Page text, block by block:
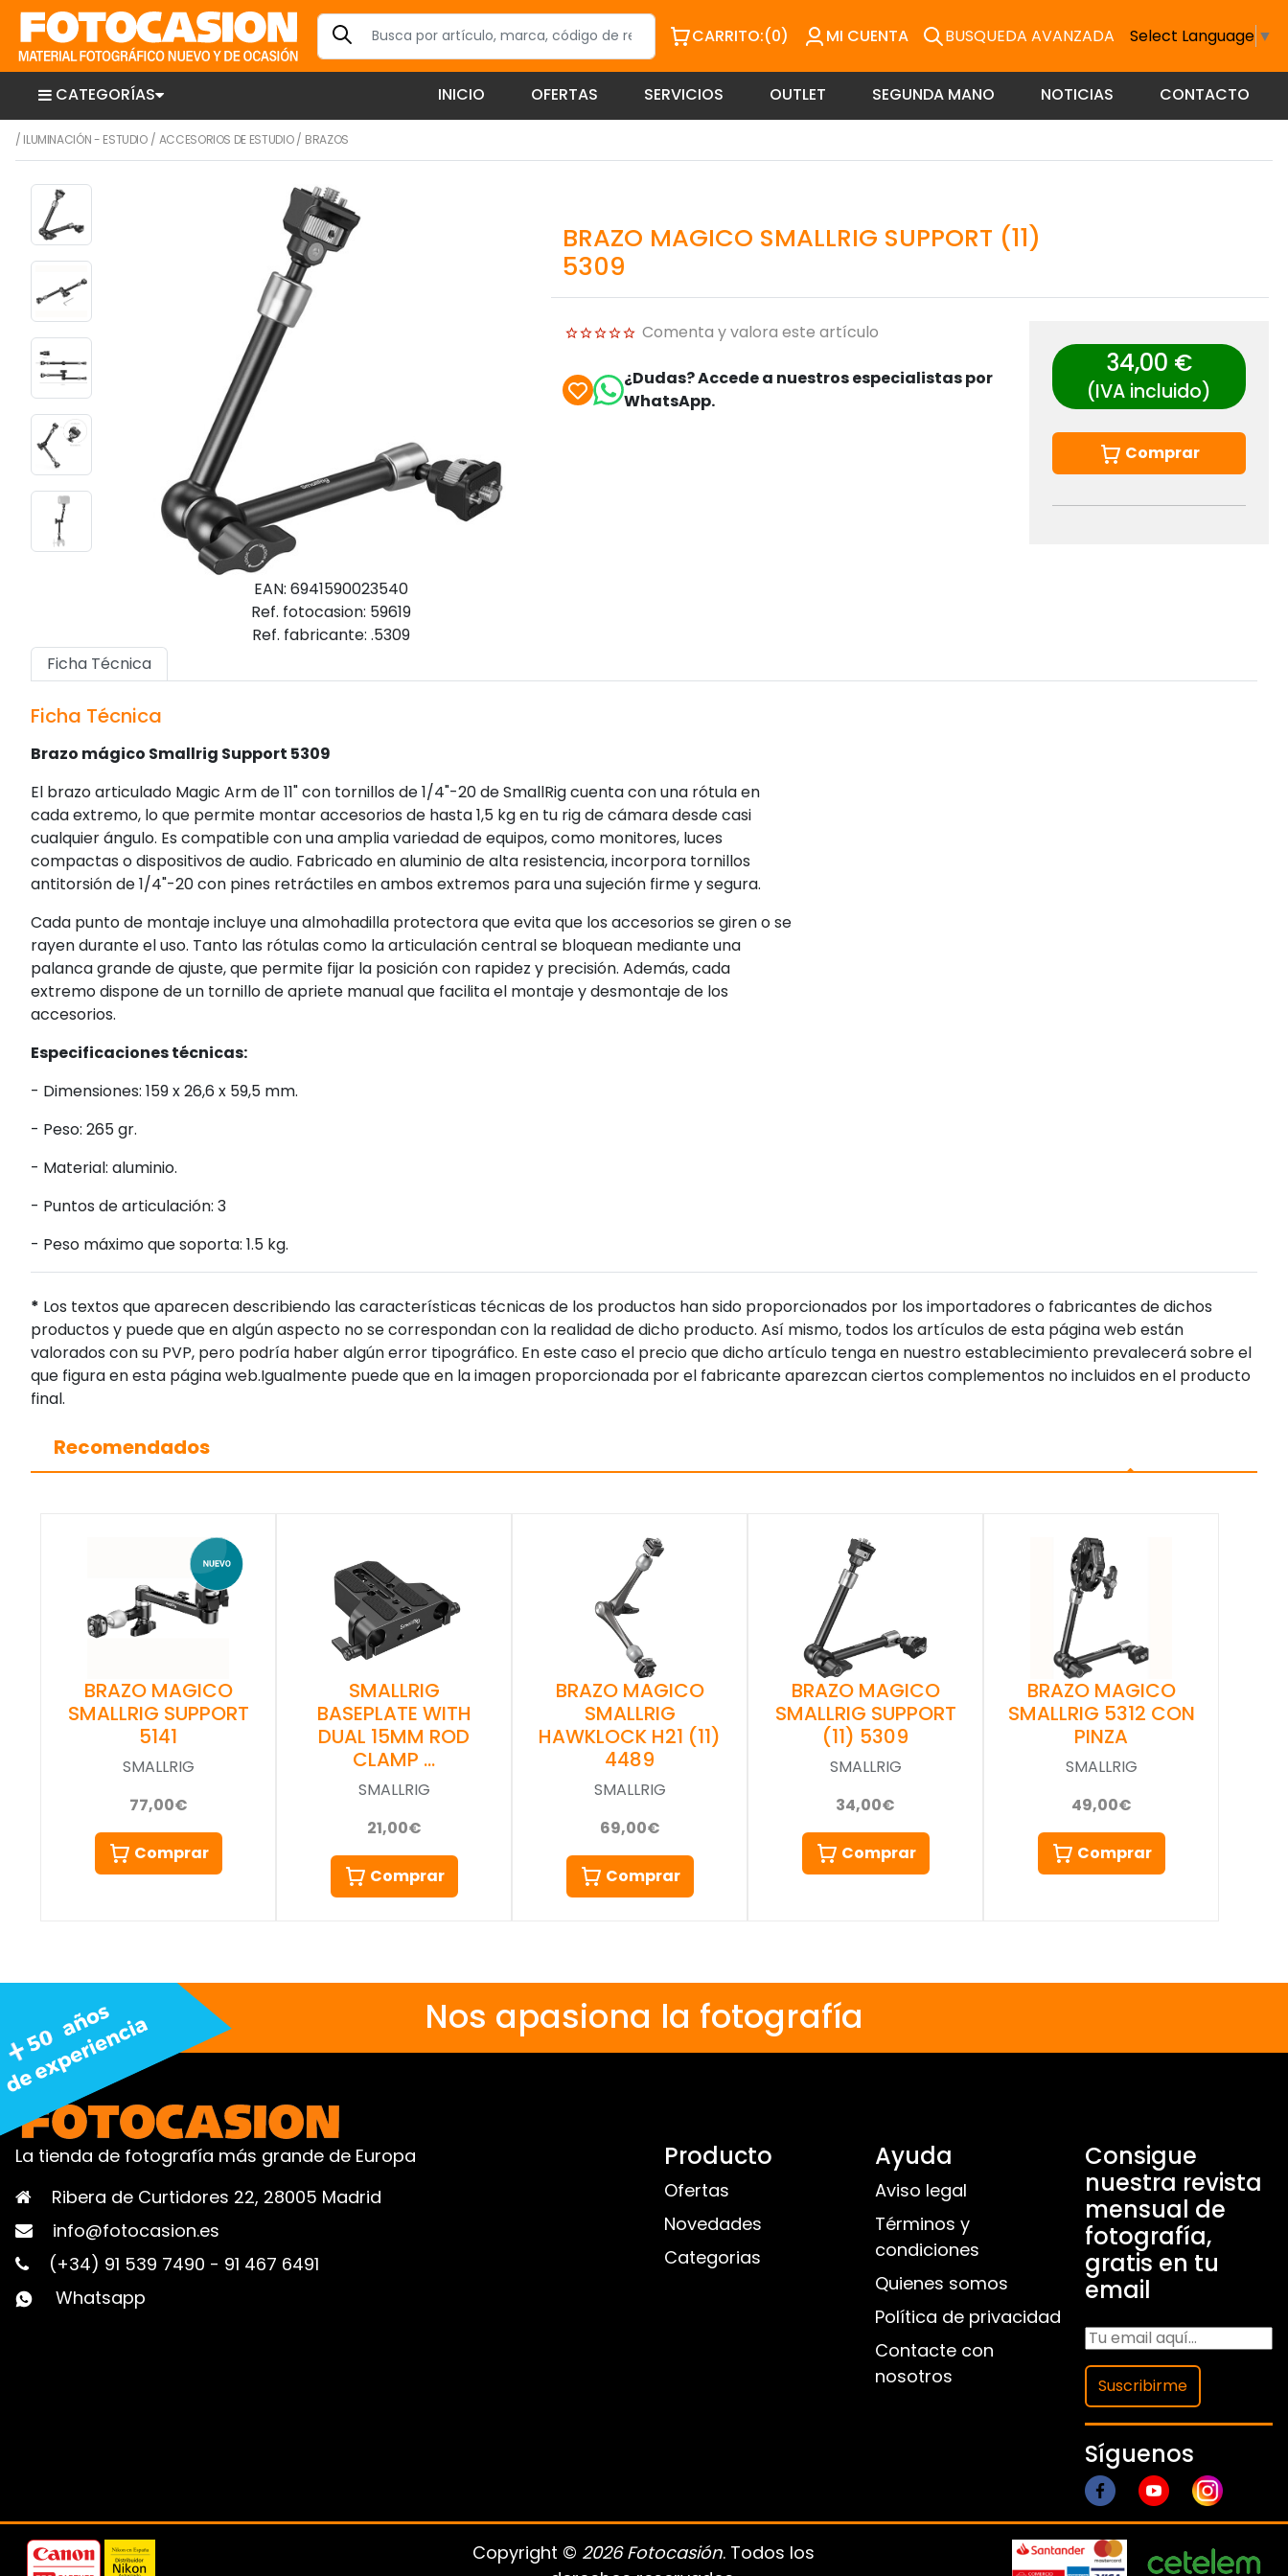
CARRITO:(0) MI CUENTA BUSQUEDA AVANZADA Select Language ▼
CATEGORÍAS INICIO OFERTAS SERVICIOS OUTLET SEGUNDA MANO NOTICIAS CONTACTO
/ ILUMINACIÓN - ESTUDIO/ ACCESORIOS DE ESTUDIO/ BRAZOS
EAN: 6941590023540
Ref. fotocasion: 59619
Ref. fabricante: .5309
BRAZO MAGICO SMALLRIG SUPPORT (11)
5309
Comenta y valora este artículo
¿Dudas? Accede a nuestros especialistas por
WhatsApp.
34,00 €
(IVA incluido)
Comprar
Ficha Técnica
Ficha Técnica
Brazo mágico Smallrig Support 5309
El brazo articulado Magic Arm de 11" con tornillos de 1/4"-20 de SmallRig cuenta con una rótula en
cada extremo, lo que permite montar accesorios de hasta 1,5 kg en tu rig de cámara desde casi
cualquier ángulo. Es compatible con una amplia variedad de equipos, como monitores, luces
compactas o dispositivos de audio. Fabricado en aluminio de alta resistencia, incorpora tornillos
antitorsión de 1/4"-20 con pines retráctiles en ambos extremos para una sujeción firme y segura.
Cada punto de montaje incluye una almohadilla protectora que evita que los accesorios se giren o se
rayen durante el uso. Tanto las rótulas como la articulación central se bloquean mediante una
palanca grande de ajuste, que permite fijar la posición con rapidez y precisión. Además, cada
extremo dispone de un tornillo de apriete manual que facilita el montaje y desmontaje de los
accesorios.
Especificaciones técnicas:
- Dimensiones: 159 x 26,6 x 59,5 mm.
- Peso: 265 gr.
- Material: aluminio.
- Puntos de articulación: 3
- Peso máximo que soporta: 1.5 kg.
* Los textos que aparecen describiendo las características técnicas de los productos han sido proporcionados por los importadores o fabricantes de dichos
productos y puede que en algún aspecto no se correspondan con la realidad de dicho producto. Así mismo, todos los artículos de esta página web están
valorados con su PVP, pero podría haber algún error tipográfico. En este caso el precio que dicho artículo tenga en nuestro establecimiento prevalecerá sobre el
que figura en esta página web.Igualmente puede que en la imagen proporcionada por el fabricante aparezcan ciertos complementos no incluidos en el producto
final.
Recomendados
BRAZO MAGICO
SMALLRIG SUPPORT
5141
SMALLRIG
77,00€
Comprar
SMALLRIG
BASEPLATE WITH
DUAL 15MM ROD
CLAMP …
SMALLRIG
21,00€
Comprar
BRAZO MAGICO
SMALLRIG
HAWKLOCK H21 (11)
4489
SMALLRIG
69,00€
Comprar
BRAZO MAGICO
SMALLRIG SUPPORT
(11) 5309
SMALLRIG
34,00€
Comprar
BRAZO MAGICO
SMALLRIG 5312 CON
PINZA
SMALLRIG
49,00€
Comprar
Nos apasiona la fotografía
La tienda de fotografía más grande de Europa
Ribera de Curtidores 22, 28005 Madrid
info@fotocasion.es
(+34) 91 539 7490 - 91 467 6491
Whatsapp
Producto
Ofertas
Novedades
Categorias
Ayuda
Aviso legal
Términos y
condiciones
Quienes somos
Política de privacidad
Contacte con
nosotros
Consigue
nuestra revista
mensual de
fotografía,
gratis en tu
email
Suscribirme
Síguenos
Copyright © 2026 Fotocasión. Todos los